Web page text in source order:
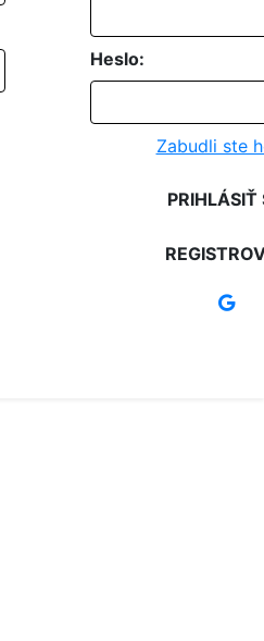
Heslo:
Zabudli ste
PRIHLÁSIŤ